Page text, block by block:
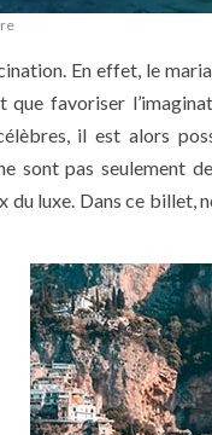
En effet, le
favoriser
il est alors
sont pas seulement
luxe. Dans ce billet,